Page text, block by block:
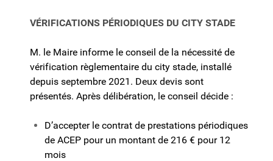
VÉRIFICATIONS PÉRIODIQUES DU CITY STADE
M. le Maire informe le conseil de la nécessité de
vérification règlementaire du city stade, installé
depuis septembre 2021. Deux devis sont
présentés. Après délibération, le conseil décide :
D’accepter le contrat de prestations périodiques
de ACEP pour un montant de 216 € pour 12
mois